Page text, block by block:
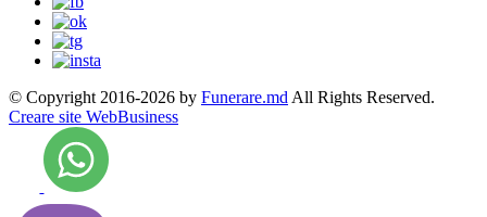
© Copyright 2016-2026 by Funerare.md All Rights Reserved.
Creare site WebBusiness